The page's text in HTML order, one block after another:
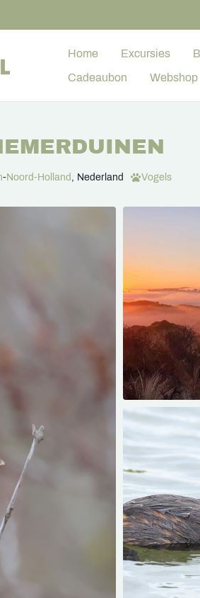
Home Excursies
Cadeaubon Webshop
-Noord-Holland , Nederland Vogels